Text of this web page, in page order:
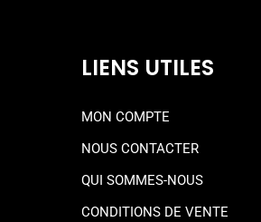
LIENS UTILES
MON COMPTE
NOUS CONTACTER
QUI SOMMES-NOUS
CONDITIONS DE VENTE